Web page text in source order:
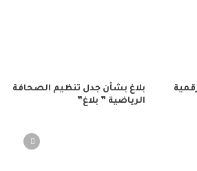
بلاغ بشأن جدل تنظيم الصحافة
الرياضية ” بلاغ”